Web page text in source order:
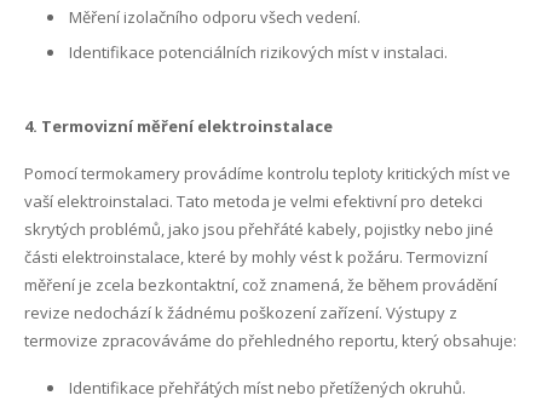
Měření izolačního odporu všech vedení.
Identifikace potenciálních rizikových míst v instalaci.
4. Termovizní měření elektroinstalace
Pomocí termokamery provádíme kontrolu teploty kritických míst ve
vaší elektroinstalaci. Tato metoda je velmi efektivní pro detekci
skrytých problémů, jako jsou přehřáté kabely, pojistky nebo jiné
části elektroinstalace, které by mohly vést k požáru. Termovizní
měření je zcela bezkontaktní, což znamená, že během provádění
revize nedochází k žádnému poškození zařízení. Výstupy z
termovize zpracováváme do přehledného reportu, který obsahuje:
Identifikace přehřátých míst nebo přetížených okruhů.